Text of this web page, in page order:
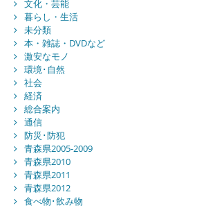
文化・芸能
暮らし・生活
未分類
本・雑誌・DVDなど
激安なモノ
環境･自然
社会
経済
総合案内
通信
防災･防犯
青森県2005-2009
青森県2010
青森県2011
青森県2012
食べ物･飲み物